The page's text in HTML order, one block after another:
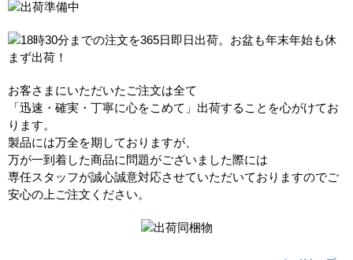
お客さまにいただいたご注文は全て
「迅速・確実・丁寧に心をこめて」出荷することを心がけてお
ります。
製品には万全を期しておりますが、
万が一到着した商品に問題がございました際には
専任スタッフが誠心誠意対応させていただいておりますのでご
安心の上ご注文ください。